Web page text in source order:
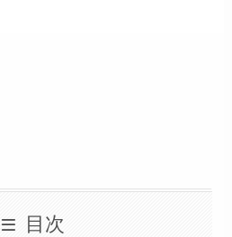
目次